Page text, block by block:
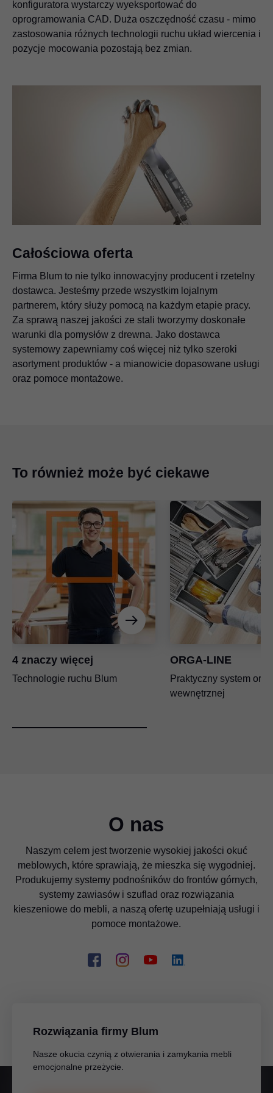
konfiguratora wystarczy wyeksportować do
oprogramowania CAD. Duża oszczędność czasu - mimo
zastosowania różnych technologii ruchu układ wiercenia i
pozycje mocowania pozostają bez zmian.
Całościowa oferta
Firma Blum to nie tylko innowacyjny producent i rzetelny
dostawca. Jesteśmy przede wszystkim lojalnym
partnerem, który służy pomocą na każdym etapie pracy.
Za sprawą naszej jakości ze stali tworzymy doskonałe
warunki dla pomysłów z drewna. Jako dostawca
systemowy zapewniamy coś więcej niż tylko szeroki
asortyment produktów - a mianowicie dopasowane usługi
oraz pomoce montażowe.
To również może być ciekawe
4 znaczy więcej
Technologie ruchu Blum
ORGA-LINE
Praktyczny system
wewnętrznej
O nas
Naszym celem jest tworzenie wysokiej jakości okuć
meblowych, które sprawiają, że mieszka się wygodniej.
Produkujemy systemy podnośników do frontów górnych,
systemy zawiasów i szuflad oraz rozwiązania
kieszeniowe do mebli, a naszą ofertę uzupełniają usługi i
pomoce montażowe.
Rozwiązania firmy Blum
Nasze okucia czynią z otwierania i zamykania mebli
emocjonalne przeżycie.